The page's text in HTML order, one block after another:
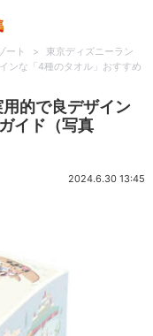
ート >
東京ディズニーラン
ンな「4種のタオル」おすすめ
用的で良デザイン
イド（写真
2024.6.30 13:45